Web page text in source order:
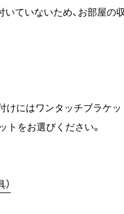
ていないため、お部屋の
けにはワンタッチブラケ
をお選びください。